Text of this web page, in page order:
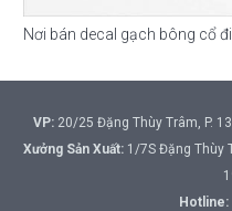
Nơi bán decal gạch bông cổ
VP:20/25 Đặng Thùy Trâm, P.
Xưởng Sản Xuất: 1/7S Đặng Thùy
Hotline: